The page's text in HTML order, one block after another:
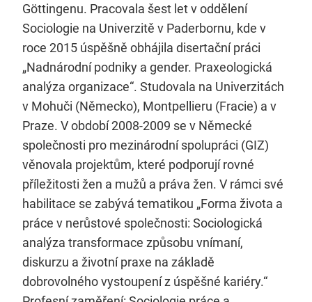
Göttingenu. Pracovala šest let v oddělení
Sociologie na Univerzitě v Paderbornu, kde v
roce 2015 úspěšně obhájila disertační práci
„Nadnárodní podniky a gender. Praxeologická
analýza organizace“. Studovala na Univerzitách
v Mohuči (Německo), Montpellieru (Fracie) a v
Praze. V období 2008-2009 se v Německé
společnosti pro mezinárodní spolupráci (GIZ)
věnovala projektům, které podporují rovné
příležitosti žen a mužů a práva žen. V rámci své
habilitace se zabývá tematikou „Forma života a
práce v nerůstové společnosti: Sociologická
analýza transformace způsobu vnímaní,
diskurzu a životní praxe na základě
dobrovolného vystoupení z úspěšné kariéry.“